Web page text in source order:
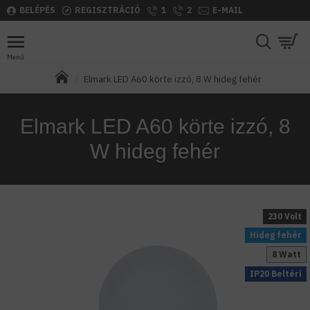
BELÉPÉS REGISZTRÁCIÓ 1 2 E-MAIL
Elmark LED A60 körte izzó, 8 W hideg fehér
Elmark LED A60 körte izzó, 8
W hideg fehér
Hideg fehér
IP20 Beltéri
8 Watt
230 Volt